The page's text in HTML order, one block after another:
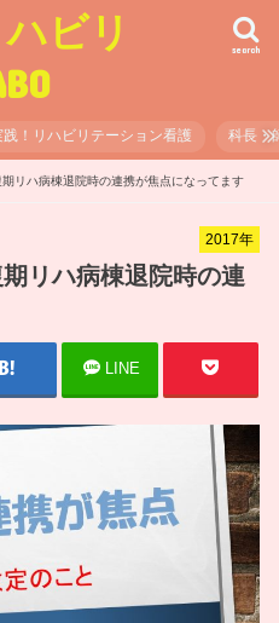
ビリ
search
践！リハビリテーション看護 科長・
期リハ病棟退院時の連携が焦点になってます
2017年
期リハ病棟退院時の連
LINE